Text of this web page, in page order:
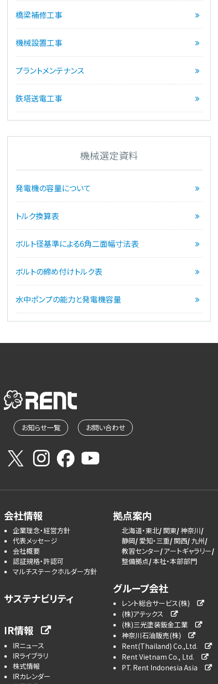
橋梁補修工事
機械設置工事
プラントメンテナンス
鉄塔送電工事
機械選定資料
発電機の容量について
トルク換算表
ボルト径基準による6角二面幅寸法表
ボルトの締め付けトルク表
水中ポンプの能力と発電機容量
お知らせ一覧 お問い合わせ
会社情報
企業理念・経営方針
代表メッセージ
会社概要
認証規格・許認可
マルチステークホルダー方針
サステナビリティ
IR情報
IRニュース
IRライブラリ
株式情報
IRカレンダー
拠点案内
北海道・東北 関東 神奈川
静岡 愛知・三重 関西 九州
教習センター アートギャラリー
整備拠点 本社・本部部門
グループ会社
レント総合サービス(株)
(株)アテックス
(株)三光塗装鈑金工業
神奈川石油販売(株)
Rent(Thailand) Co.,Ltd.
Rent Vietnam Co., Ltd.
PT. Rent Indonesia Asia